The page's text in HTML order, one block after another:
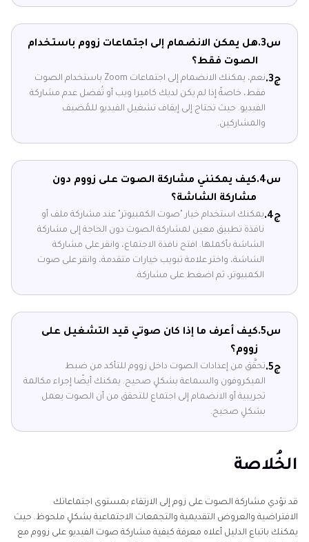
س3.
هل يمكن الانضمام إلى اجتماعات زووم باستخدام
الصوت فقط؟
ج3.
نعم، يمكنك الانضمام إلى اجتماعات Zoom باستخدام الصوت
فقط، خاصةً إذا لم يكن لديك كاميرا ويب أو تُفضل عدم مشاركة
الفيديو. حيث تحتاج إلى إيقاف تشغيل الفيديو للمُضيف
والمشاركين.
س4.
كيف يمكنني مشاركة الصوت على زووم دون
مشاركة الشاشة؟
ج4.
يمكنك استخدام خيار "صوت الكمبيوتر" عند مشاركة ملف أو
نافذة تطبيق معين لمشاركة الصوت دون الحاجة إلى مشاركة
الشاشة بأكملها. افتح نافذة الاجتماع، وانقر على مشاركة
الشاشة، واختر علامة تبويب خيارات متقدمة، وانقر على صوت
الكمبيوتر، ثم اضغط على مشاركة.
س5.
كيف أعرف ما إذا كان صوتي قيد التشغيل على
زووم؟
ج5.
تحقَّق من إعدادات الصوت داخل زووم للتأكد من ضبط
الميكروفون والسماعة بشكلٍ صحيح. يمكنك أيضًا إجراء مكالمة
تجريبية أو الانضمام إلى اجتماع للتحقق من أن الصوت يعمل
بشكلٍ صحيح.
الخُلاصة
قد تؤدي مشاركة الصوت على زوم إلى الارتقاء بمستوى اجتماعاتك
الافتراضية والعروض التقديمية والتجمعات الاجتماعية بشكلٍ ملحوظ. حيث
يمكنك باتباع الدليل أعلاه معرفة كيفية مشاركة صوت الفيديو على زووم مع